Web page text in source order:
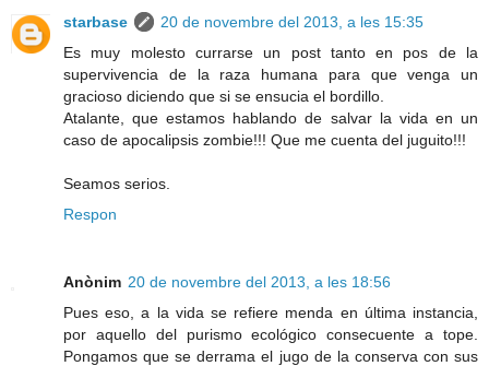
starbase
20 de novembre del 2013, a les 15:35
Es muy molesto currarse un post tanto en pos de la
supervivencia de la raza humana para que venga un
gracioso diciendo que si se ensucia el bordillo.
Atalante, que estamos hablando de salvar la vida en un
caso de apocalipsis zombie!!! Que me cuenta del juguito!!!
Seamos serios.
Respon
Anònim 20 de novembre del 2013, a les 18:56
Pues eso, a la vida se refiere menda en última instancia,
por aquello del purismo ecológico consecuente a tope.
Pongamos que se derrama el jugo de la conserva con sus